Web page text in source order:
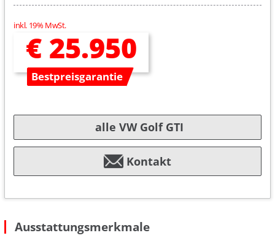
inkl. 19% MwSt.
€ 25.950
Bestpreisgarantie
alle VW Golf GTI
Kontakt
Ausstattungsmerkmale